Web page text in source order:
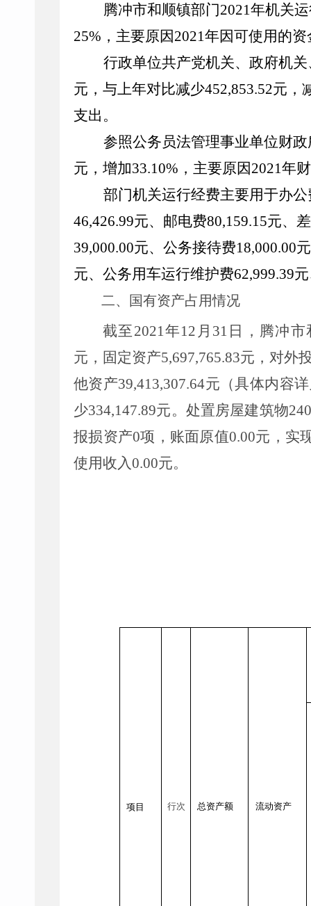
腾冲市和顺镇部门2021年机关
25% ，主要原因2021年因可使用的
行政单位共产党机关、政府机
元，与上年对比减少452,853.52元，
支出。
参照公务员法管理事业单位财政
元，增加33.10% ，主要原因2021年
部门机关运行经费主要用于办公
46,426.99元、邮电费80,159.15元、
39,000.00元、公务接待费18,000.00
元、公务用车运行维护费62,999.39
二、国有资产占用情况
截至2021年12 月 31 日，腾冲
元，固定资产5,697,765.83元，对外
他资产39,413,307.64元（具体内容
少334,147.89元。处置房屋建筑物
报损资产0项，账面原值0.00元，实
使用收入0.00元。
项目 行次 总资产额 流动资产